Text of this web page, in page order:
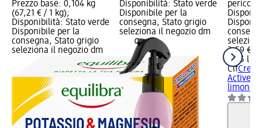
Prezzo base: 0,104 kg
(67,21 € / 1 kg);
Disponibilità: Stato verde
Disponibile per la
consegna, Stato grigio
seleziona il negozio dm
Disponibilità: Stato verde
Disponibile per la
consegna, Stato grigio
seleziona il negozio dm
2,59 €
0,65 l
Cif
Active
limone,